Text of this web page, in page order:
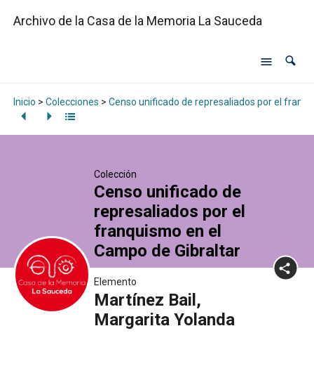
Archivo de la Casa de la Memoria La Sauceda
Inicio > Colecciones > Censo unificado de represaliados por el
Colección
Censo unificado de
represaliados por el
franquismo en el
Campo de Gibraltar
Elemento
Martínez Bail,
Margarita Yolanda